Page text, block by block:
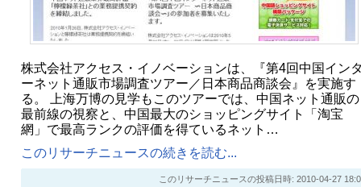
株式会社アクセス・イノベーションは、『第4回中国イン
ーネット通販市場調査ツアー／日本商品商談会』を実施す
る。 上海万博の見学もこのツアーでは、中国ネット通販の
最前線の視察と、中国最大のショッピングサイト「淘宝
網」で最高ランクの評価を得ているネット…
このリサーチニュースの続きを読む...
このリサーチニュースの投稿日時: 2010-04-27